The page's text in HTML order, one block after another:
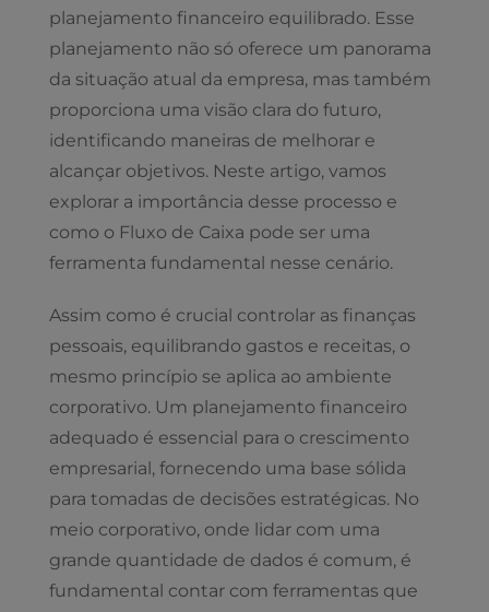
planejamento financeiro equilibrado. Esse
planejamento não só oferece um panorama
da situação atual da empresa, mas também
proporciona uma visão clara do futuro,
identificando maneiras de melhorar e
alcançar objetivos. Neste artigo, vamos
explorar a importância desse processo e
como o Fluxo de Caixa pode ser uma
ferramenta fundamental nesse cenário.
Assim como é crucial controlar as finanças
pessoais, equilibrando gastos e receitas, o
mesmo princípio se aplica ao ambiente
corporativo. Um planejamento financeiro
adequado é essencial para o crescimento
empresarial, fornecendo uma base sólida
para tomadas de decisões estratégicas. No
meio corporativo, onde lidar com uma
grande quantidade de dados é comum, é
fundamental contar com ferramentas que